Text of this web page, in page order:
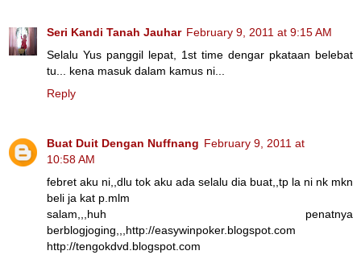
Seri Kandi Tanah Jauhar February 9, 2011 at 9:15 AM
Selalu Yus panggil lepat, 1st time dengar pkataan belebat
tu... kena masuk dalam kamus ni...
Reply
Buat Duit Dengan Nuffnang February 9, 2011 at
10:58 AM
febret aku ni,,dlu tok aku ada selalu dia buat,,tp la ni nk mkn
beli ja kat p.mlm
salam,,,huh penatnya
berblogjoging,,,http://easywinpoker.blogspot.com
http://tengokdvd.blogspot.com